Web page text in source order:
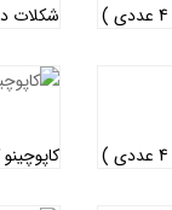
شکلات
کاپوچینو